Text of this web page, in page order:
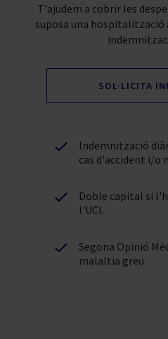
T'ajudem a cobrir les
suposa una
SOL·LICITA
Indemnització
cas d'accident i/o
Doble capital si
l'UCI.
Segona Opinió
malaltia greu.